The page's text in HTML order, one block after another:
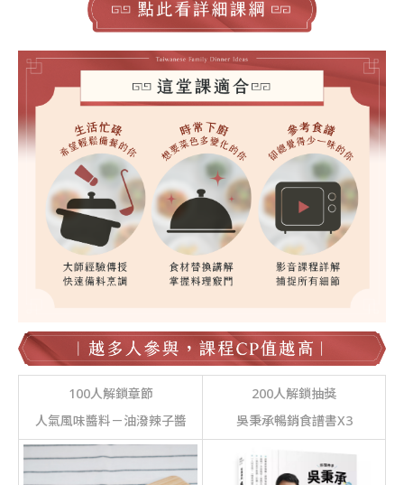
100人解鎖章節
人氣風味醬料－油潑辣子醬
200人解鎖抽獎
吳秉承暢銷食譜書X3